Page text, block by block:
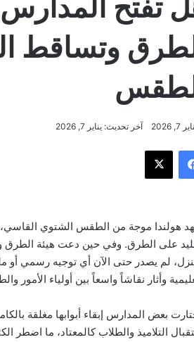
تفتح المدارس
وتساقط
7, 2026 آخر تحديث: يناير 7, 2026
فيسبوك ‫X
هولندا موجة من الطقس الشتوي القاسي،
لم يصدر حتى الآن أي توجيه رسمي أو
وأثار نقاشاً واسعاً بين أولياء الأمور
بعض المدارس إبقاء أبوابها مغلقة
التلاميذ والطلاب كالمعتاد، ما اضطر